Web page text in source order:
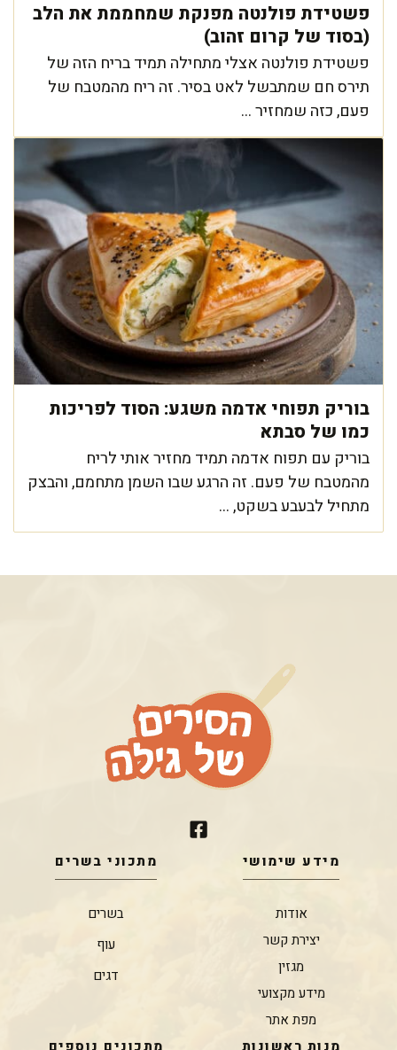
פשטידת פולנטה מפנקת שמחממת את הלב
(בסוד של קרום זהוב)
פשטידת פולנטה אצלי מתחילה תמיד בריח הזה של
תירס חם שמתבשל לאט בסיר. זה ריח מהמטבח של
פעם, כזה שמחזיר ...
בוריק תפוחי אדמה משגע: הסוד לפריכות
כמו של סבתא
בוריק עם תפוח אדמה תמיד מחזיר אותי לריח
מהמטבח של פעם. זה הרגע שבו השמן מתחמם, והבצק
מתחיל לבעבע בשקט, ...
מידע שימושי
אודות
יצירת קשר
מגזין
מידע מקצועי
מפת אתר
מתכוני בשרים
בשרים
עוף
דגים
מנות ראשונות מתכונים נוספים